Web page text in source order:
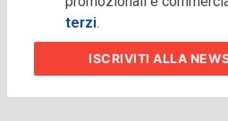
terzi.
ISCRIVITIALLA